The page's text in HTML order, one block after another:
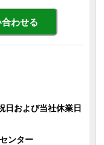
わせる
日および当社休業日
ンター